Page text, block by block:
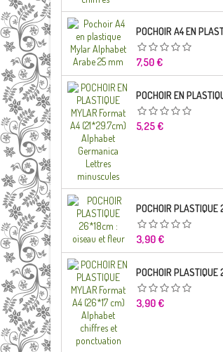
Prix
7,50 €
Prix
5,25 €
Prix
3,90 €
Prix
3,90 €